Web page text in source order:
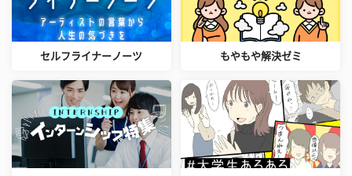
セルフライナーノーツ もやもや解決ゼミ